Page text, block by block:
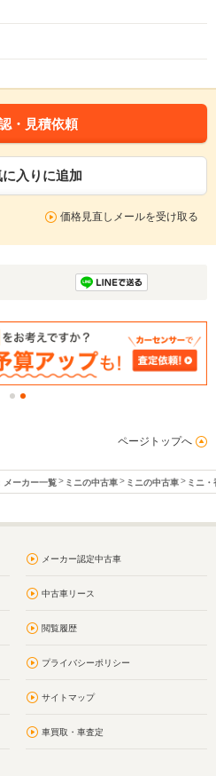
・見積依頼
に入りに追加
価格見直しメールを受け取る
ページトップへ
メーカー一覧 ミニの中古車 ミニの中古車 ミニ
メーカー認定中古車
中古車リース
閲覧履歴
プライバシーポリシー
サイトマップ
車買取・車査定